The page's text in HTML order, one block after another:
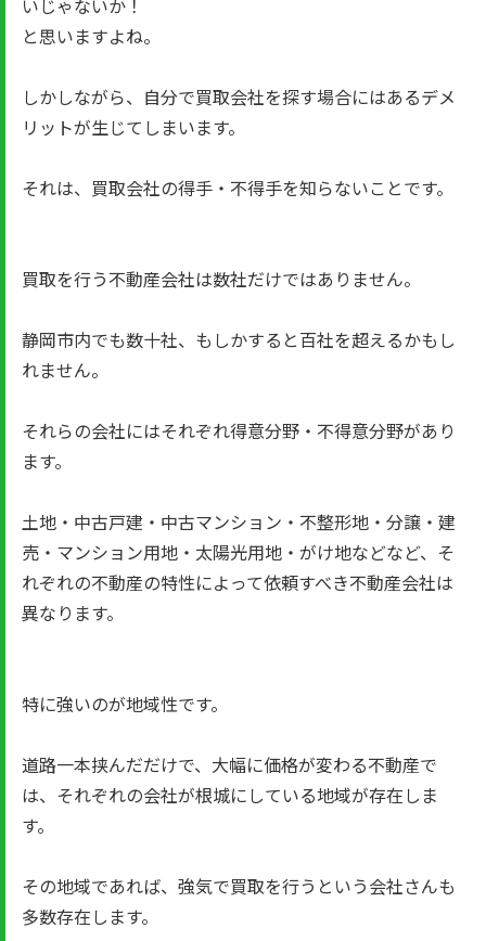
いじゃないか！
と思いますよね。
しかしながら、自分で買取会社を探す場合にはあるデメ
リットが生じてしまいます。
それは、買取会社の得手・不得手を知らないことです。
買取を行う不動産会社は数社だけではありません。
静岡市内でも数十社、もしかすると百社を超えるかもし
れません。
それらの会社にはそれぞれ得意分野・不得意分野があり
ます。
土地・中古戸建・中古マンション・不整形地・分譲・建
売・マンション用地・太陽光用地・がけ地などなど、そ
れぞれの不動産の特性によって依頼すべき不動産会社は
異なります。
特に強いのが地域性です。
道路一本挟んだだけで、大幅に価格が変わる不動産で
は、それぞれの会社が根城にしている地域が存在しま
す。
その地域であれば、強気で買取を行うという会社さんも
多数存在します。